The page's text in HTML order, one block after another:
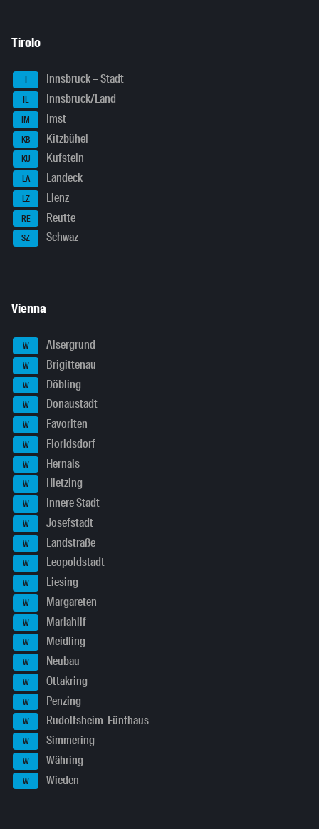
Tirolo
I Innsbruck – Stadt
IL Innsbruck/Land
IM Imst
KB Kitzbühel
KU Kufstein
LA Landeck
LZ Lienz
RE Reutte
SZ Schwaz
Vienna
W Alsergrund
W Brigittenau
W Döbling
W Donaustadt
W Favoriten
W Floridsdorf
W Hernals
W Hietzing
W Innere Stadt
W Josefstadt
W Landstraße
W Leopoldstadt
W Liesing
W Margareten
W Mariahilf
W Meidling
W Neubau
W Ottakring
W Penzing
W Rudolfsheim-Fünfhaus
W Simmering
W Währing
W Wieden